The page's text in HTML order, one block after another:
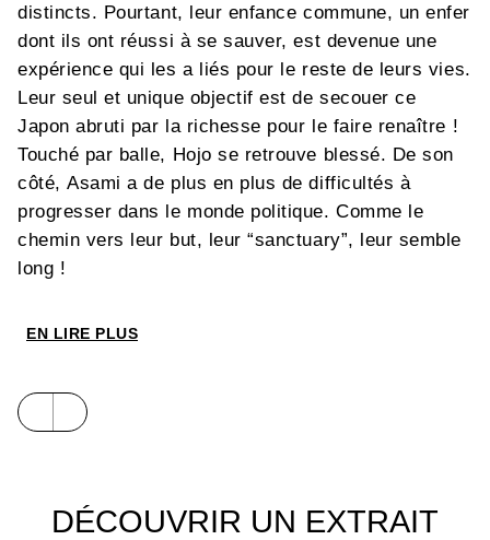
distincts. Pourtant, leur enfance commune, un enfer
dont ils ont réussi à se sauver, est devenue une
expérience qui les a liés pour le reste de leurs vies.
Leur seul et unique objectif est de secouer ce
Japon abruti par la richesse pour le faire renaître !
Touché par balle, Hojo se retrouve blessé. De son
côté, Asami a de plus en plus de difficultés à
progresser dans le monde politique. Comme le
chemin vers leur but, leur “sanctuary”, leur semble
long !
EN LIRE PLUS
DÉCOUVRIR UN EXTRAIT